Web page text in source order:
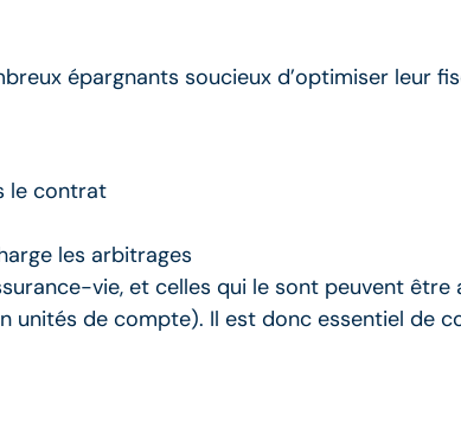
épargnants soucieux d’optimiser leur
le contrat
les arbitrages
vie, et celles qui le sont peuvent être
de compte). Il est donc essentiel de